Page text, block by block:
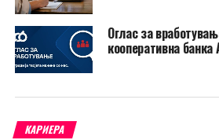
Оглас за
кооперативна банка
КАРИЕРА